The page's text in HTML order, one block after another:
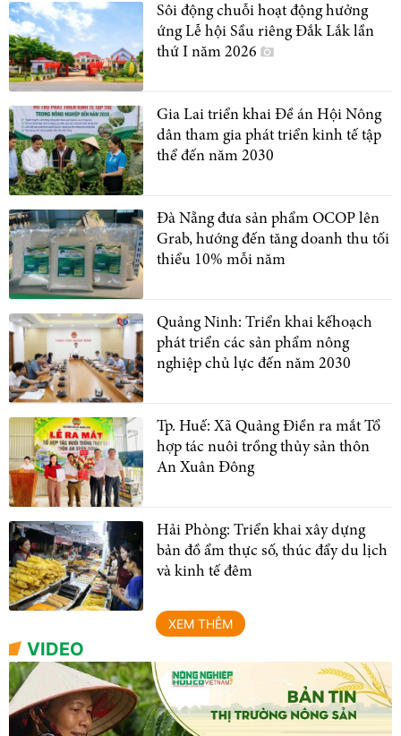
Sôi động chuỗi hoạt động hưởng
ứng Lễ hội Sầu riêng Đắk Lắk lần
thứ I năm 2026
Gia Lai triển khai Đề án Hội Nông
dân tham gia phát triển kinh tế tập
thể đến năm 2030
Đà Nẵng đưa sản phẩm OCOP lên
Grab, hướng đến tăng doanh thu tối
thiểu 10% mỗi năm
Quảng Ninh: Triển khai kếhoạch
phát triển các sản phẩm nông
nghiệp chủ lực đến năm 2030
Tp. Huế: Xã Quảng Điền ra mắt Tổ
hợp tác nuôi trồng thủy sản thôn
An Xuân Đông
Hải Phòng: Triển khai xây dựng
bản đồ ẩm thực số, thúc đẩy du lịch
và kinh tế đêm
XEM THÊM
VIDEO